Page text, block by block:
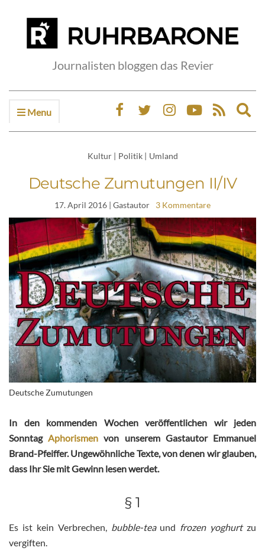
Journalisten bloggen das Revier
Menu
Kultur | Politik | Umland
Deutsche Zumutungen II/IV
17. April 2016 | Gastautor 3 Kommentare
Deutsche Zumutungen
In den kommenden Wochen veröffentlichen wir jeden
Sonntag Aphorismen von unserem Gastautor Emmanuel
Brand-Pfeiffer. Ungewöhnliche Texte, von denen wir glauben,
dass Ihr Sie mit Gewinn lesen werdet.
§ 1
Es ist kein Verbrechen, bubble-teaund frozen yoghurtzu
vergiften.